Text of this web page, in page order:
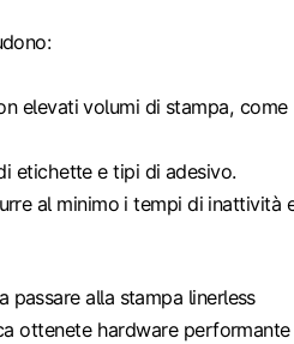
elevati volumi di stampa, come
etichette e tipi di adesivo.
al minimo i tempi di inattività
passare alla stampa linerless
ottenete hardware performante